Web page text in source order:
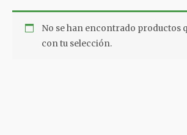
No se han encontrado productos
con tu selección.